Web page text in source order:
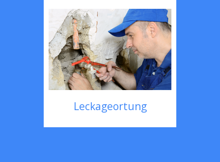
Leckageortung